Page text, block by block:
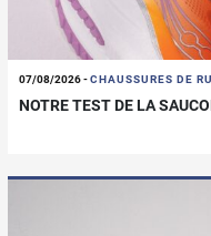
07/08/2026-CHAUSSURES DE
NOTRE TEST DE LA